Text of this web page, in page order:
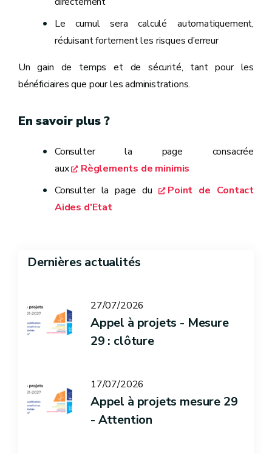
Le cumul sera calculé automatiquement,
réduisant fortement les risques d’erreur
Un gain de temps et de sécurité, tant pour les
bénéficiaires que pour les administrations.
En savoir plus ?
Consulter la page consacrée
aux
Règlements de minimis
Consulter la page du
Point de Contact
Aides d'Etat
Dernières actualités
27/07/2026
Appel à projets - Mesure
29 : clôture
17/07/2026
Appel à projets mesure 29
- Attention